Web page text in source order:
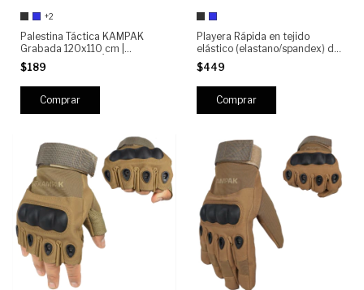
+2
Palestina Táctica KAMPAK
Grabada 120x110 cm |
Shemagh Militar Árabe con
Flecos | Bufanda Multifuncional
Outdoor Caza Motociclismo
Airsoft Camping
$189
Comprar
Playera Rápida en tejido
elástico (elastano/spandex) de
alta resistencia Kampak RALY
Moda Táctica Unisex Ligera
$449
Comprar